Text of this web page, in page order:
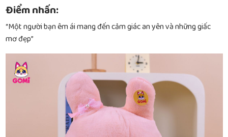
Điểm nhấn:
“Một người bạn êm ái mang đến cảm giác an yên và những giấc
mơ đẹp”